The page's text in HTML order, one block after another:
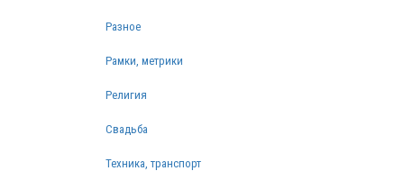
Разное
Рамки, метрики
Религия
Свадьба
Техника, транспорт